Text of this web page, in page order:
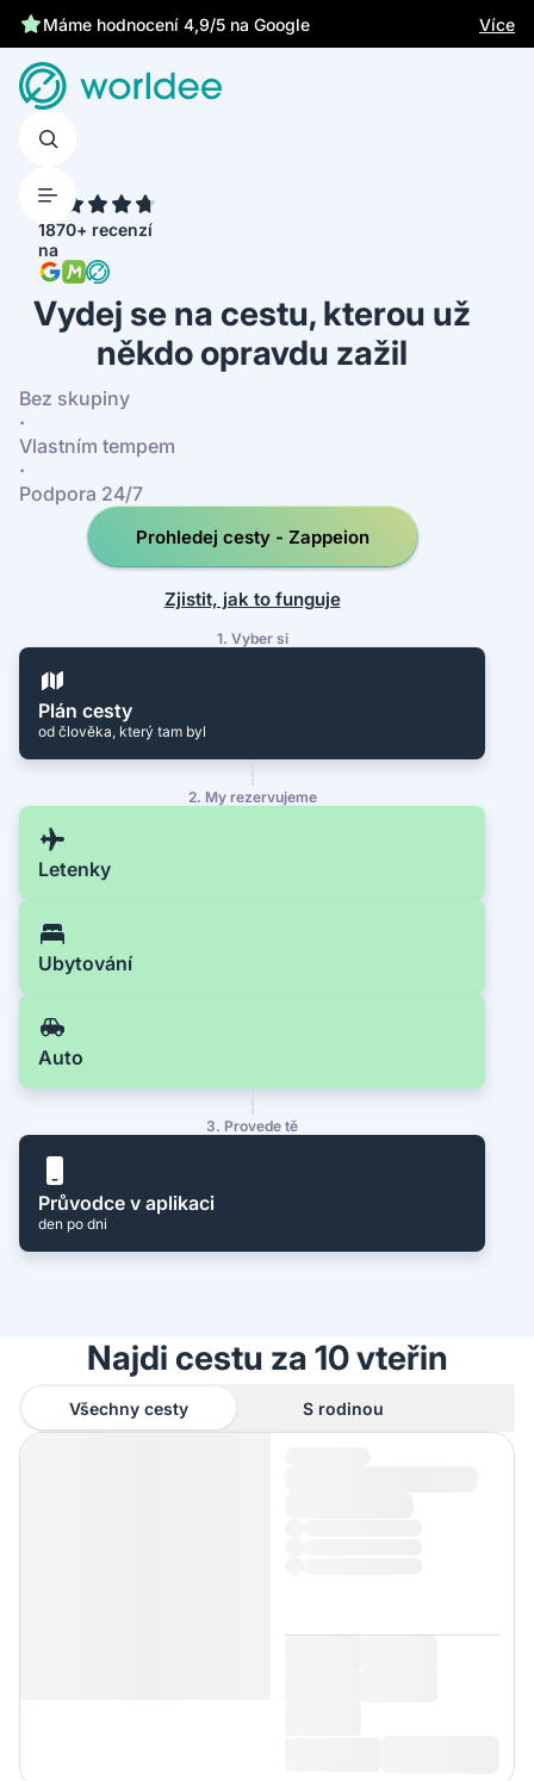
Máme hodnocení 4,9/5 na Google
Více
1870+ recenzí
na
Vydej se na cestu, kterou už
někdo opravdu zažil
Bez skupiny
·
Vlastním tempem
·
Podpora 24/7
Prohledej cesty - Zappeion
Zjistit, jak to funguje
1. Vyber si
Plán cesty
od člověka, který tam byl
2. My rezervujeme
Letenky
Ubytování
Auto
3. Provede tě
Průvodce v aplikaci
den po dni
Najdi cestu za 10 vteřin
Všechny cesty S rodinou